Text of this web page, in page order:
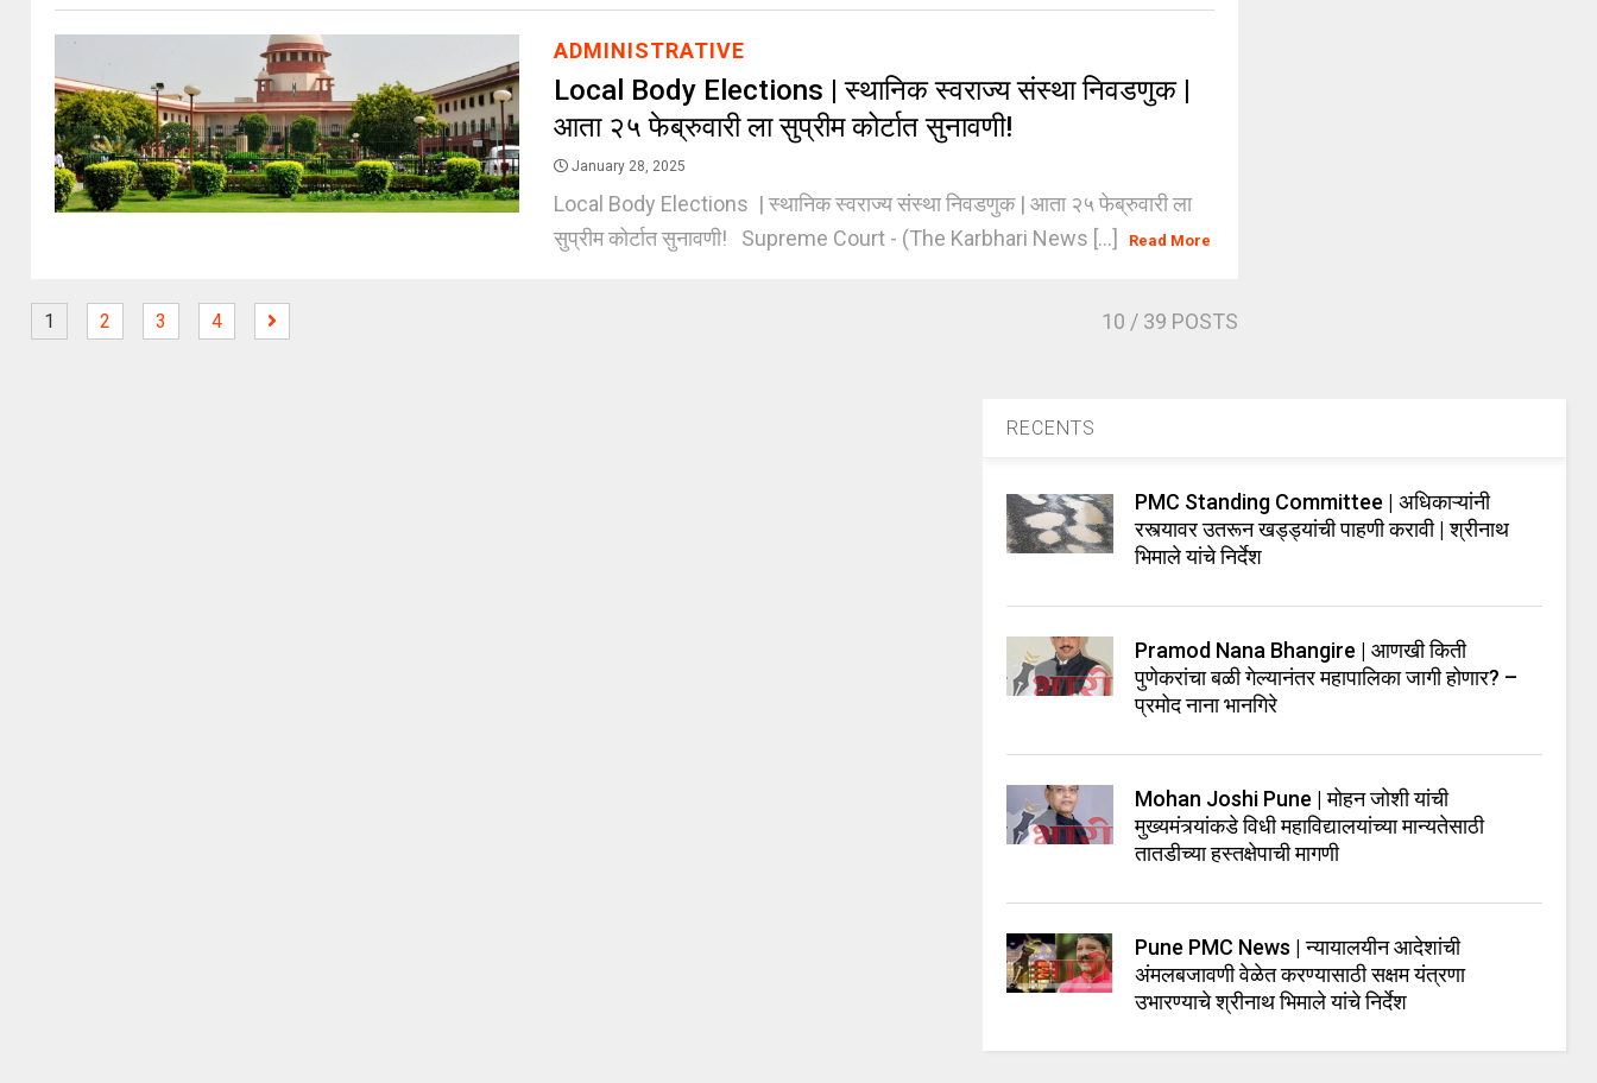
ADMINISTRATIVE
Local Body Elections | स्थानिक स्वराज्य संस्था निवडणुक |
आता २५ फेब्रुवारी ला सुप्रीम कोर्टात सुनावणी!
January 28, 2025
Local Body Elections | स्थानिक स्वराज्य संस्था निवडणुक | आता २५ फेब्रुवारी ला
सुप्रीम कोर्टात सुनावणी! Supreme Court - (The Karbhari News [...]
Read More
1 2 3 4 10 / 39 POSTS
RECENTS
PMC Standing Committee | अधिकाऱ्यांनी
रस्त्यावर उतरून खड्ड्यांची पाहणी करावी | श्रीनाथ
भिमाले यांचे निर्देश
Pramod Nana Bhangire | आणखी किती
पुणेकरांचा बळी गेल्यानंतर महापालिका जागी होणार? –
प्रमोद नाना भानगिरे
Mohan Joshi Pune | मोहन जोशी यांची
मुख्यमंत्र्यांकडे विधी महाविद्यालयांच्या मान्यतेसाठी
तातडीच्या हस्तक्षेपाची मागणी
Pune PMC News | न्यायालयीन आदेशांची
अंमलबजावणी वेळेत करण्यासाठी सक्षम यंत्रणा
उभारण्याचे श्रीनाथ भिमाले यांचे निर्देश